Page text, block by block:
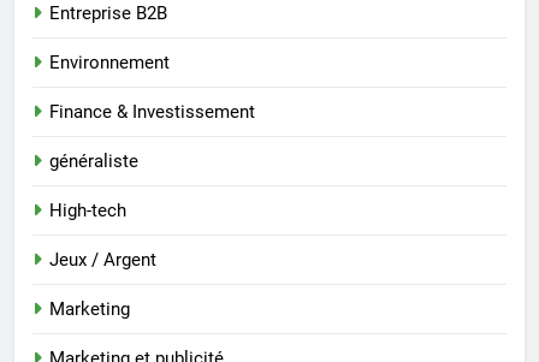
Entreprise B2B
Environnement
Finance & Investissement
généraliste
High-tech
Jeux / Argent
Marketing